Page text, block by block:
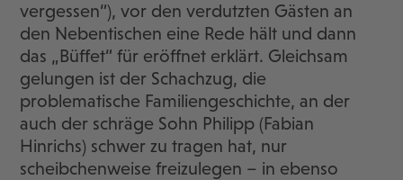
vergessen“), vor den verdutzten Gästen an
den Nebentischen eine Rede hält und dann
das „Büffet“ für eröffnet erklärt. Gleichsam
gelungen ist der Schachzug, die
problematische Familiengeschichte, an der
auch der schräge Sohn Philipp (Fabian
Hinrichs) schwer zu tragen hat, nur
scheibchenweise freizulegen – in ebenso